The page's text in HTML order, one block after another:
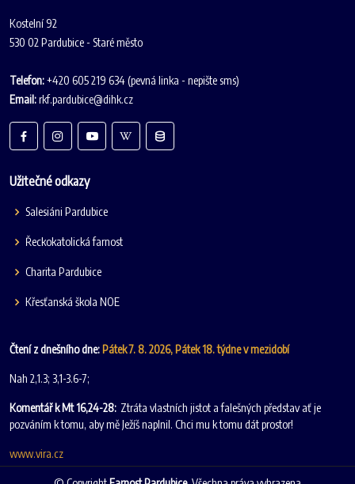
Kostelní 92
530 02 Pardubice - Staré město
Telefon:+420 605 219 634 (pevná linka - nepište sms)
Email:rkf.pardubice@dihk.cz
Užitečné odkazy
Salesiáni Pardubice
Řeckokatolická farnost
Charita Pardubice
Křesťanská škola NOE
Čtení z dnešního dne: Pátek 7. 8. 2026, Pátek 18. týdne v mezidobí
Nah 2,1.3; 3,1-3.6-7;
Komentář k Mt 16,24-28: Ztráta vlastních jistot a falešných představ ať je
pozváním k tomu, aby mě Ježíš naplnil. Chci mu k tomu dát prostor!
www.vira.cz